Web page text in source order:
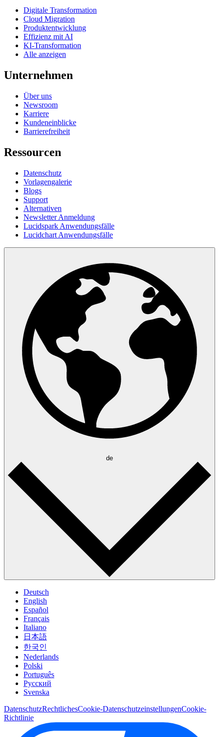
Digitale Transformation
Cloud Migration
Produktentwicklung
Effizienz mit AI
KI-Transformation
Alle anzeigen
Unternehmen
Über uns
Newsroom
Karriere
Kundeneinblicke
Barrierefreiheit
Ressourcen
Datenschutz
Vorlagengalerie
Blogs
Support
Alternativen
Newsletter Anmeldung
Lucidspark Anwendungsfälle
Lucidchart Anwendungsfälle
de
Deutsch
English
Español
Français
Italiano
日本語
한국인
Nederlands
Polski
Português
Pусский
Svenska
DatenschutzRechtlichesCookie-DatenschutzeinstellungenCookie-
Richtlinie